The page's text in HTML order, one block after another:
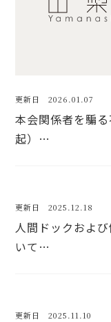
更新日 2026.01.07
本会関係者を騙
起）…
更新日 2025.12.18
人間ドックおよ
いて…
更新日 2025.11.10